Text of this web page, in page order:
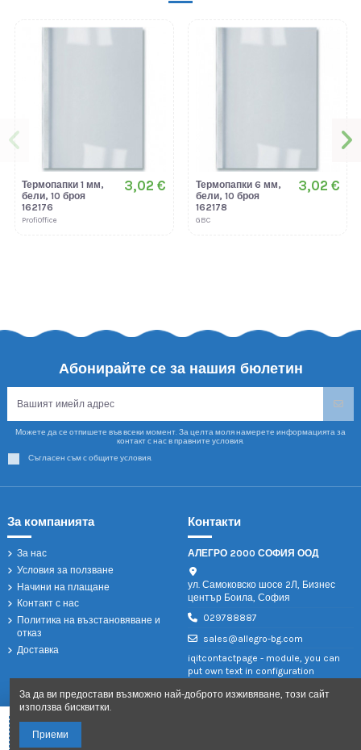
Термопапки 1 мм,
бели, 10 броя
162176
ProfiOffice
3,02 €
Термопапки 6 мм,
бели, 10 броя
162178
GBC
3,02 €
Абонирайте се за нашия бюлетин
Можете да се отпишете във всеки момент. За целта моля намерете информацията за
контакт с нас в правните условия.
Съгласен съм с общите условия.
За компанията
За нас
Условия за ползване
Начини на плащане
Контакт с нас
Политика на възстановяване и
отказ
Доставка
Контакти
АЛЕГРО 2000 СОФИЯ ООД
ул. Самоковско шосе 2Л, Бизнес
център Боила, София
029788887
sales@allegro-bg.com
iqitcontactpage - module, you can
put own text in configuration
За да ви предостави възможно най-доброто изживяване, този сайт
използва бисквитки.
Приеми